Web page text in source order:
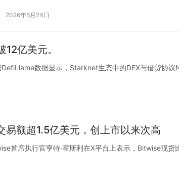
2026年6月24日
亿美元。
数据显示，Starknet生态中的DEX与借贷协议
额超1.5亿美元，创上市以来次高
首席执行官亨特·霍斯利在X平台上表示，Bitwise现货